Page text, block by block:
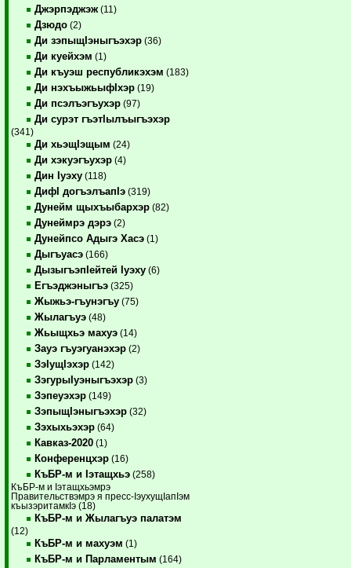
Джэрпэджэж (11)
Дзюдо (2)
Ди зэпыщIэныгъэхэр (36)
Ди куейхэм (1)
Ди къуэш республикэхэм (183)
Ди нэхъыжьыфIхэр (19)
Ди псэлъэгъухэр (97)
Ди сурэт гъэтIылъыгъэхэр
(341)
Ди хьэщIэщым (24)
Ди хэкуэгъухэр (4)
Дин Iуэху (118)
ДифI догъэлъапIэ (319)
Дунейм щыхъыбархэр (82)
Дунеймрэ дэрэ (2)
Дунейпсо Адыгэ Хасэ (1)
Дыгъуасэ (166)
ДызыгъэпIейтей Iуэху (6)
Егъэджэныгъэ (325)
Жыжьэ-гъунэгъу (75)
Жылагъуэ (48)
Жьыщхьэ махуэ (14)
Зауэ гъуэгуанэхэр (2)
ЗэIущIэхэр (142)
ЗэгурыIуэныгъэхэр (3)
Зэпеуэхэр (149)
ЗэпыщIэныгъэхэр (32)
Зэхыхьэхэр (64)
Кавказ-2020 (1)
Конференцхэр (16)
КъБР-м и Iэтащхьэ (258)
КъБР-м и Iэтащхьэмрэ
Правительствэмрэ я пресс-IэухущIапIэм
къызэритамкIэ (18)
КъБР-м и Жылагъуэ палатэм
(12)
КъБР-м и махуэм (1)
КъБР-м и Парламентым (164)